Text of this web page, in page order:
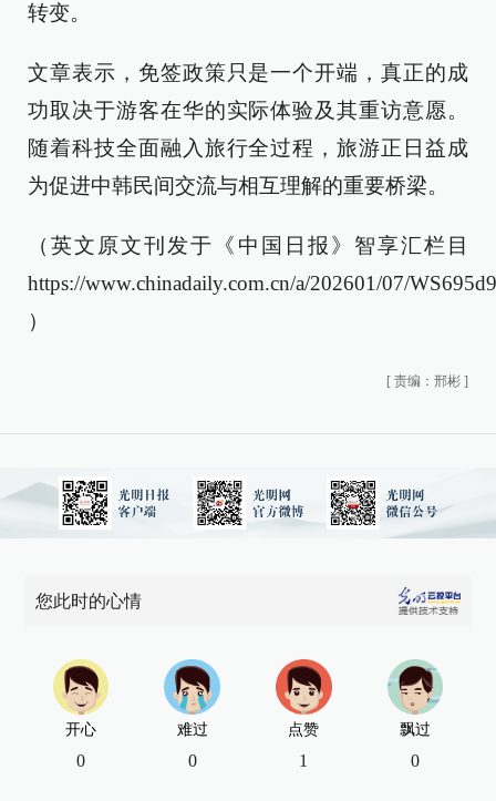
转变。
文章表示，免签政策只是一个开端，真正的成
功取决于游客在华的实际体验及其重访意愿。
随着科技全面融入旅行全过程，旅游正日益成
为促进中韩民间交流与相互理解的重要桥梁。
（英文原文刊发于《中国日报》智享汇栏目
https://www.chinadaily.com.cn/a/202601/07/
）
[ 责编：邢彬 ]
您此时的心情
开心
0
难过
0
点赞
1
飘过
0